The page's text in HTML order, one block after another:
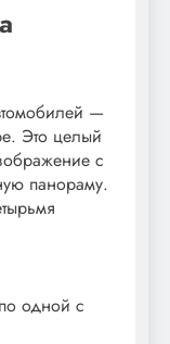
—
Это целый
с
панораму.
одной с